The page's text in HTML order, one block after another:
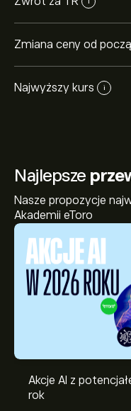
Zmiana ceny od
Najwyższy kurs i
Najlepsze
Nasze propozycje
Akademii eToro
Akcje AI z
rok